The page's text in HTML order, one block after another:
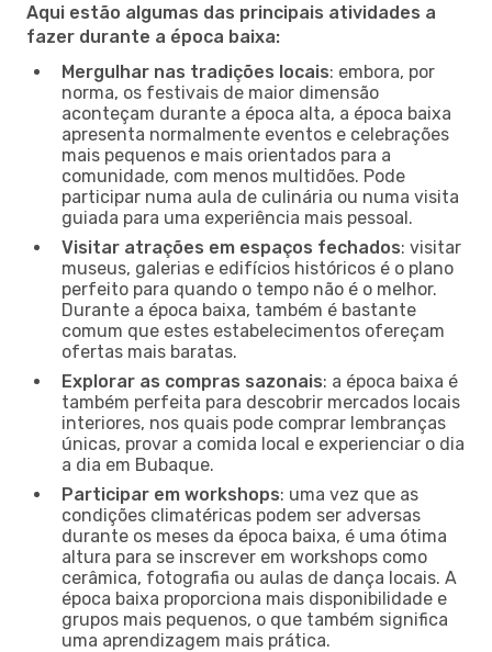
Aqui estão algumas das principais atividades a
fazer durante a época baixa:
Mergulhar nas tradições locais: embora, por
norma, os festivais de maior dimensão
aconteçam durante a época alta, a época baixa
apresenta normalmente eventos e celebrações
mais pequenos e mais orientados para a
comunidade, com menos multidões. Pode
participar numa aula de culinária ou numa visita
guiada para uma experiência mais pessoal.
Visitar atrações em espaços fechados: visitar
museus, galerias e edifícios históricos é o plano
perfeito para quando o tempo não é o melhor.
Durante a época baixa, também é bastante
comum que estes estabelecimentos ofereçam
ofertas mais baratas.
Explorar as compras sazonais: a época baixa é
também perfeita para descobrir mercados locais
interiores, nos quais pode comprar lembranças
únicas, provar a comida local e experienciar o dia
a dia em Bubaque.
Participar em workshops: uma vez que as
condições climatéricas podem ser adversas
durante os meses da época baixa, é uma ótima
altura para se inscrever em workshops como
cerâmica, fotografia ou aulas de dança locais. A
época baixa proporciona mais disponibilidade e
grupos mais pequenos, o que também significa
uma aprendizagem mais prática.